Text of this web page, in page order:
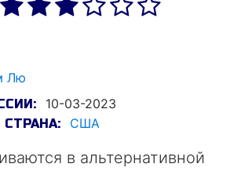
Лю
10-03-2023
СТРАНА: США
в альтернативной